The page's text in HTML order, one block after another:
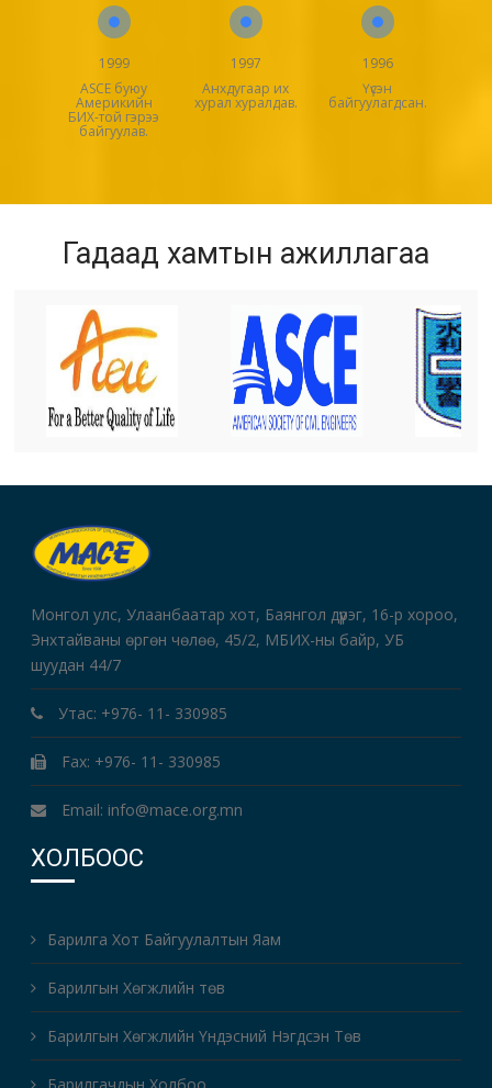
1999
ASCE буюу
Америкийн
БИХ-той гэрээ
байгуулав.
1997
Анхдугаар их
хурал хуралдав.
1996
Үүсэн
байгуулагдсан.
Гадаад хамтын ажиллагаа
Монгол улс, Улаанбаатар хот, Баянгол дүүрэг, 16-р хороо,
Энхтайваны өргөн чөлөө, 45/2, МБИХ-ны байр, УБ
шуудан 44/7
Утас: +976- 11- 330985
Fax: +976- 11- 330985
Email: info@mace.org.mn
ХОЛБООС
Барилга Хот Байгуулалтын Яам
Барилгын Хөгжлийн төв
Барилгын Хөгжлийн Үндэсний Нэгдсэн Төв